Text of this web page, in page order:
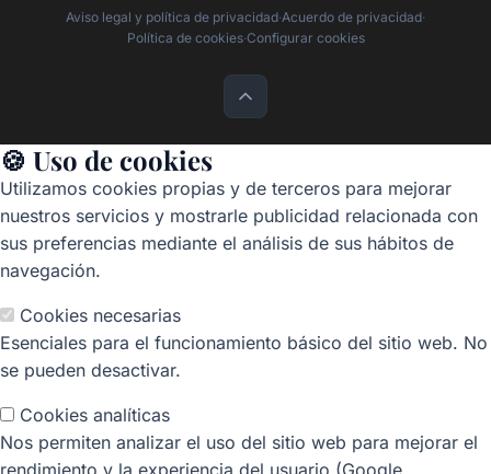
Aviso legal y política de privacidad·Acuerdo de privacidad·
Política de cookies·Configurar cookies
🍪 Uso de cookies
Utilizamos cookies propias y de terceros para mejorar
nuestros servicios y mostrarle publicidad relacionada con
sus preferencias mediante el análisis de sus hábitos de
navegación.
Cookies necesarias
Esenciales para el funcionamiento básico del sitio web. No
se pueden desactivar.
Cookies analíticas
Nos permiten analizar el uso del sitio web para mejorar el